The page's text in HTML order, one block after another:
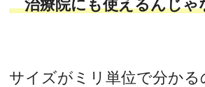
治療院にも使えるんじゃ
サイズがミリ単位で分かる